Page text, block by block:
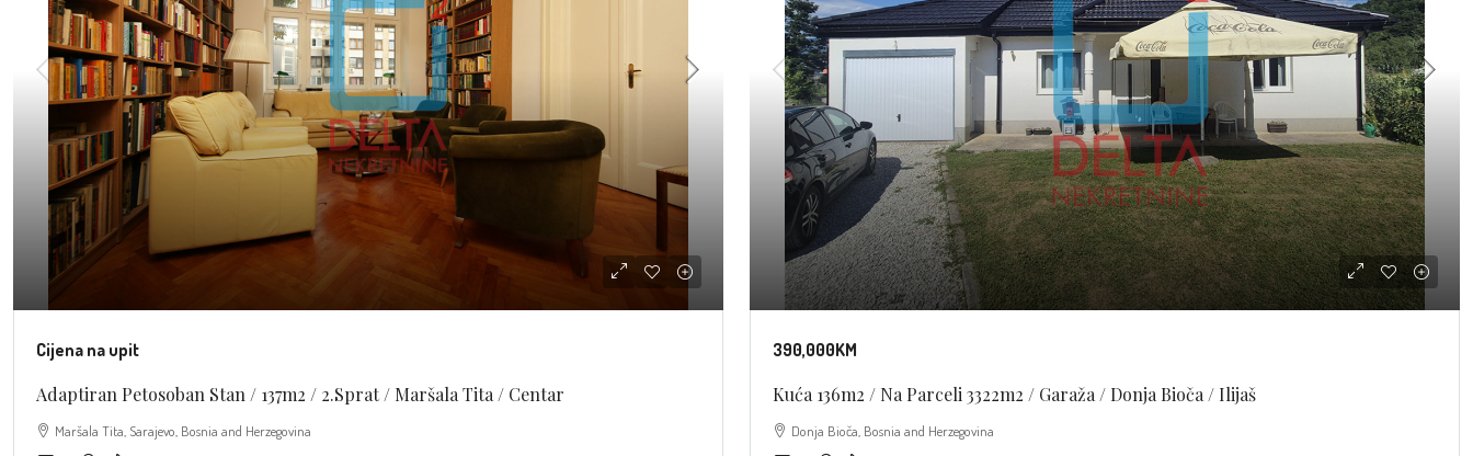
Cijena na upit
Adaptiran Petosoban Stan / 137m2 / 2.sprat / Maršala Tita / Centar
Maršala Tita, Sarajevo, Bosnia and Herzegovina
390,000KM
Kuća 136m2 / Na Parceli 3322m2 / Garaža / Donja Bioča / Ilijaš
Donja Bioča, Bosnia and Herzegovina